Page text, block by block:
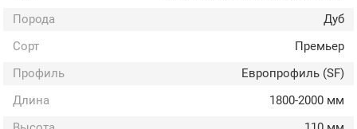
Порода
Дуб
Сорт
Премьер
Профиль
Европрофиль (SF)
Длина
1800-2000 мм